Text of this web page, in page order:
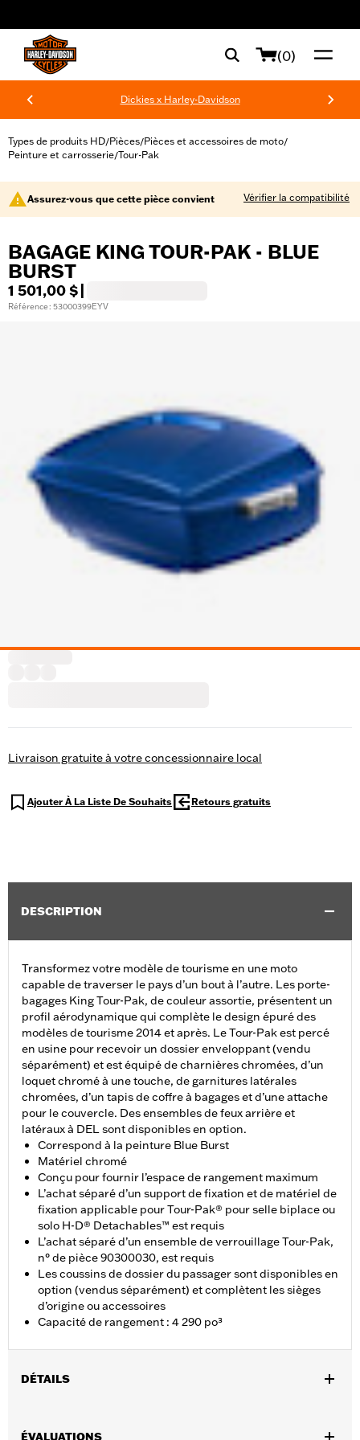
(0)
Dickies x Harley-Davidson
Types de produits HD/Pièces/Pièces et accessoires de moto/
Peinture et carrosserie/Tour-Pak
Assurez-vous que cette pièce convient Vérifier la compatibilité
BAGAGE KING TOUR-PAK - BLUE
BURST
1 501,00 $
Référence : 53000399EYV
Livraison gratuite à votre concessionnaire local
Ajouter À La Liste De Souhaits Retours gratuits
DESCRIPTION
Transformez votre modèle de tourisme en une moto
capable de traverser le pays d’un bout à l’autre. Les porte-
bagages King Tour-Pak, de couleur assortie, présentent un
profil aérodynamique qui complète le design épuré des
modèles de tourisme 2014 et après. Le Tour-Pak est percé
en usine pour recevoir un dossier enveloppant (vendu
séparément) et est équipé de charnières chromées, d’un
loquet chromé à une touche, de garnitures latérales
chromées, d’un tapis de coffre à bagages et d’une attache
pour le couvercle. Des ensembles de feux arrière et
latéraux à DEL sont disponibles en option.
Correspond à la peinture Blue Burst
Matériel chromé
Conçu pour fournir l’espace de rangement maximum
L’achat séparé d’un support de fixation et de matériel de
fixation applicable pour Tour-Pak® pour selle biplace ou
solo H-D® Detachables™ est requis
L’achat séparé d’un ensemble de verrouillage Tour-Pak,
n° de pièce 90300030, est requis
Les coussins de dossier du passager sont disponibles en
option (vendus séparément) et complètent les sièges
d’origine ou accessoires
Capacité de rangement : 4 290 po³
DÉTAILS
Electra Glide® Standard 2014 et après et certains modèles
ÉVALUATIONS